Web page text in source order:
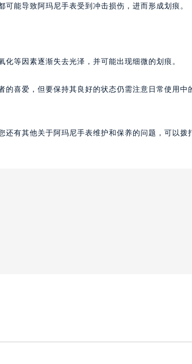
能导致阿玛尼手表受到冲击损伤，进而形成划痕。
等因素逐渐失去光泽，并可能出现细微的划痕。
喜爱，但要保持其良好的状态仍需注意日常使用中
还有其他关于阿玛尼手表维护和保养的问题，可以拨